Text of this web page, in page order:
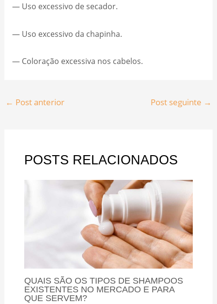
— Uso excessivo de secador.
— Uso excessivo da chapinha.
— Coloração excessiva nos cabelos.
← Post anterior Post seguinte →
POSTS RELACIONADOS
QUAIS SÃO OS TIPOS DE SHAMPOOS
EXISTENTES NO MERCADO E PARA
QUE SERVEM?